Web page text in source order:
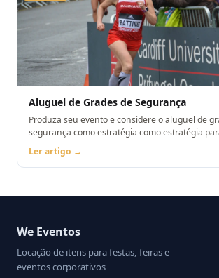
Aluguel de Grades de Segurança
Produza seu evento e considere o aluguel de
segurança como estratégia como estratégia
evento melhor e memorável!
Ler artigo →
We Eventos
Locação de itens para festas, feiras e
eventos corporativos